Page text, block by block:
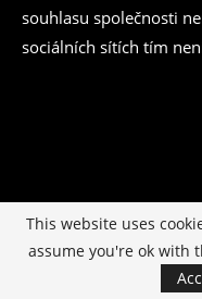
souhlasu společnosti
sociálních sítích tím
© Copyright -
This website uses
assume you're ok with